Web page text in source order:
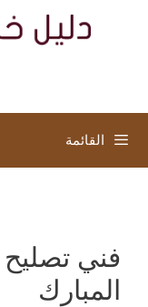
القائمة
فني
المبارك